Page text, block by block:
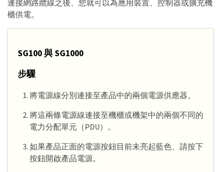
連接網路纜線之後、您就可以為應用裝置、控制器或擴充機
櫃供電。
SG100 與 SG1000
步驟
將電源線分別連接至產品中的兩個電源供應器。
將這兩條電源線連接至機櫃或機架中的兩個不同的
電力分配單元（PDU）。
如果產品正面的電源按鈕目前未亮起藍色、請按下
按鈕開啟產品電源。